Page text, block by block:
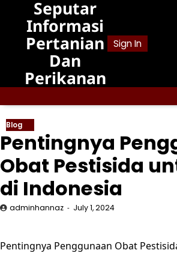
content
Seputar
Informasi
Pertanian
Dan
Perikanan
Sign In
Blog
Pentingnya
Obat Pestisida
di Indonesia
adminhannaz July 1, 2024
Pentingnya Penggunaan Obat